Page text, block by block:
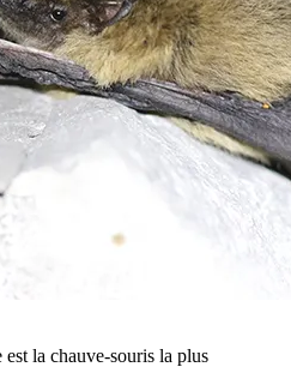
la chauve-souris la plus